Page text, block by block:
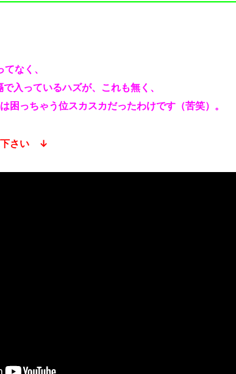
なく、
入っているハズが、これも無く、
困っちゃう位スカスカだったわけです（苦笑）。
下さい ↓